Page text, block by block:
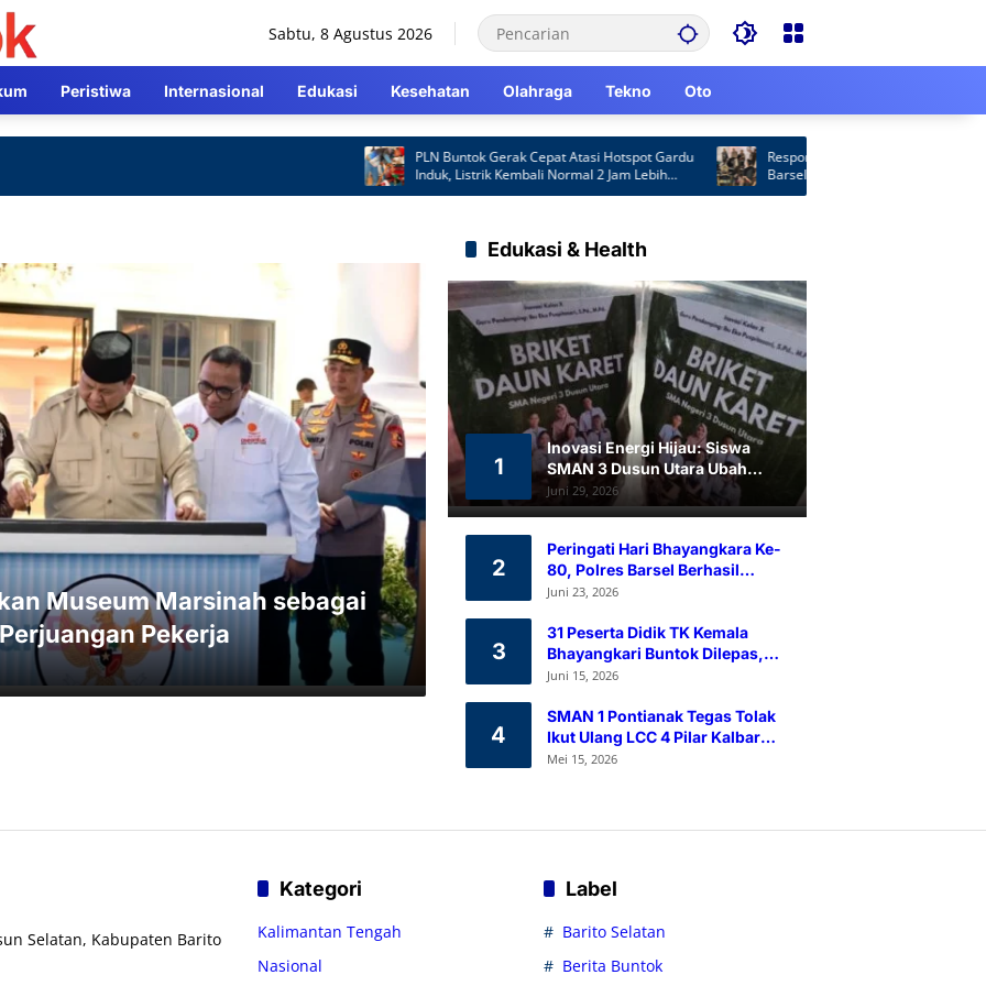
Sabtu, 8 Agustus 2026
Peristiwa Internasional Edukasi Kesehatan Olahraga Tekno Oto
PLN Buntok Gerak Cepat Atasi Hotspot Gardu
Induk, Listrik Kembali Normal 2 Jam Lebih
Cepat
Respons Laporan Masyarakat, Satpol PP
Barsel Patroli Malam Cegah Balap Liar
Knalpot Brong
Museum Marsinah sebagai
Pekerja
Edukasi & Health
1
Inovasi Energi Hijau: Siswa
SMAN 3 Dusun Utara Ubah
Limbah Daun Karet Jadi Briket
Ramah Lingkungan
Juni 29, 2026
2
Peringati Hari Bhayangkara Ke-
80, Polres Barsel Berhasil
Himpun 80 Kantong Darah
Juni 23, 2026
3
31 Peserta Didik TK Kemala
Bhayangkari Buntok Dilepas,
Kapolres Barsel Tekankan
Juni 15, 2026
4
SMAN 1 Pontianak Tegas Tolak
Ikut Ulang LCC 4 Pilar Kalbar
2026
Mei 15, 2026
Selatan, Kabupaten Barito
Kategori
Kalimantan Tengah
Nasional
Label
Barito Selatan
Berita Buntok